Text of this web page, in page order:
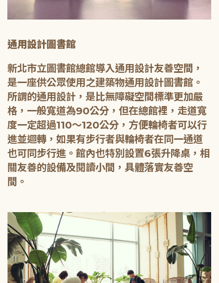
通用設計圖書館
新北市立圖書館總館導入通用設計友善空間，
是一座供公眾使用之建築物通用設計圖書館。
所謂的通用設計，是比無障礙空間標準更加嚴
格，一般寬道為90公分，但在總館裡，走道寬
度一定超過110～120公分，方便輪椅者可以行
進並迴轉，如果有步行者與輪椅者在同一通道
也可同步行進。館內也特別設置6張升降桌，相
關友善的設備及閱讀小間，具體落實友善空
間。